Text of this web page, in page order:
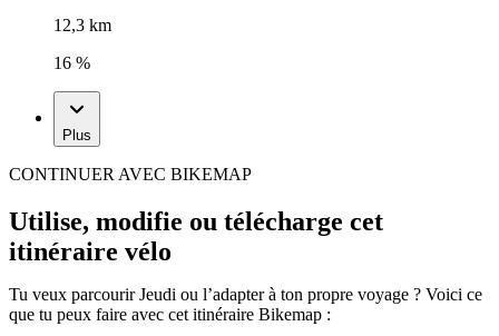
12,3 km
16 %
Plus
CONTINUER AVEC BIKEMAP
Utilise, modifie ou télécharge cet
itinéraire vélo
Tu veux parcourir Jeudi ou l’adapter à ton propre voyage ? Voici ce
que tu peux faire avec cet itinéraire Bikemap :